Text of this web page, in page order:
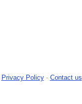
Privacy Policy- Contact us